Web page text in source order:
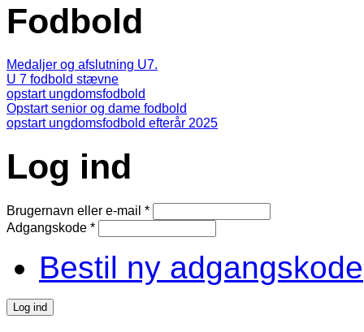
Fodbold
Medaljer og afslutning U7.
U 7 fodbold stævne
opstart ungdomsfodbold
Opstart senior og dame fodbold
opstart ungdomsfodbold efterår 2025
Log ind
Brugernavn eller e-mail *
Adgangskode *
Bestil ny adgangskode